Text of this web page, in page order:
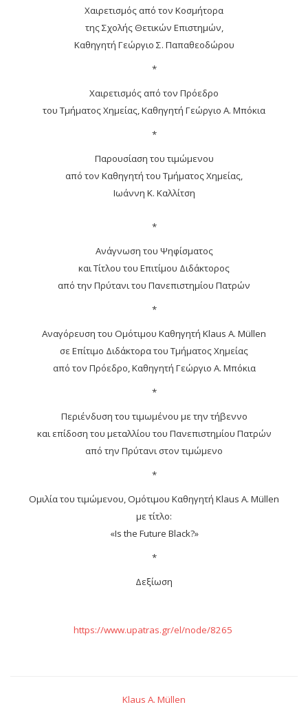
Χαιρετισμός από τον Κοσμήτορα
της Σχολής Θετικών Επιστημών,
Καθηγητή Γεώργιο Σ. Παπαθεοδώρου
*
Χαιρετισμός από τον Πρόεδρο
του Τμήματος Χημείας, Καθηγητή Γεώργιο Α. Μπόκια
*
Παρουσίαση του τιμώμενου
από τον Καθηγητή του Τμήματος Χημείας,
Ιωάννη Κ. Καλλίτση
*
Ανάγνωση του Ψηφίσματος
και Τίτλου του Επιτίμου Διδάκτορος
από την Πρύτανι του Πανεπιστημίου Πατρών
*
Αναγόρευση του Ομότιμου Καθηγητή Klaus A. Müllen
σε Επίτιμο Διδάκτορα του Τμήματος Χημείας
από τον Πρόεδρο, Καθηγητή Γεώργιο A. Μπόκια
*
Περιένδυση του τιμωμένου με την τήβεννο
και επίδοση του μεταλλίου του Πανεπιστημίου Πατρών
από την Πρύτανι στον τιμώμενο
*
Ομιλία του τιμώμενου, Ομότιμου Καθηγητή Klaus A. Müllen
με τίτλο:
«Is the Future Black?»
*
Δεξίωση
https://www.upatras.gr/el/node/8265
Klaus Α. Müllen